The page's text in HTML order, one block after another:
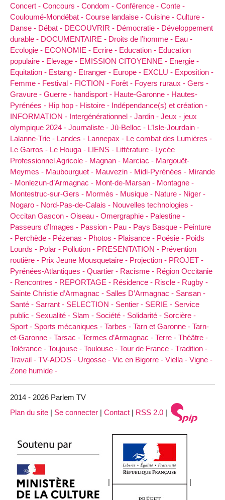
Concert - Concours - Condom - Conférence - Conte -
Couloumé-Mondébat - Course landaise - Cuisine - Culture -
Danse - Débat - DECOUVRIR - Démocratie - Développement
durable - DOCUMENTAIRE - Droits de l’homme - Eau -
Ecologie - ECONOMIE - Ecrire - Education - Education
populaire - Elevage - EMISSION CITOYENNE - Energie -
Equitation - Estang - Etranger - Europe - EXCLU - Exposition -
Femme - Festival - FICTION - Forêt - Foyers ruraux - Gers -
Gravure - Guerre - handisport - Haute-Garonne - Hautes-
Pyrénées - Hip hop - Histoire - Indépendance(s) et création -
INFORMATION - Intergénérationnel - Jardin - Jeux - jeux
olympique 2024 - Journaliste - Jû-Belloc - L’Isle-Jourdain -
Lalanne-Trie - Landes - Lannepax - Le combat des Lumières -
Le Garros - Le Houga - LIENS - Littérature - Lycée
Professionnel Agricole - Magnan - Marciac - Margouët-
Meymes - Maubourguet - Mauvezin - Midi-Pyrénées - Mirande
- Monlezun-d’Armagnac - Mont-de-Marsan - Montagne -
Montestruc-sur-Gers - Mormès - Musique - Nature - Niger -
Nogaro - Nord-Pas-de-Calais - Nouvelles technologies -
Occitan Gascon - Oiseau - Omergraphie - Palestine -
Passeurs d’Images - Passion - Pau - Pays Basque - Peinture
- Perchède - Pézenas - Photos - Plaisance - Poésie - Poids
Lourds - Polar - Pollution - PRESENTATION - Prévention
routière - Prix Jeune Mousquetaire - Projection - PROJET -
Pyrénées-Atlantiques - Quartier - Racisme - Région Occitanie
- Rencontres - REPORTAGE - Résidence - Riscle - Rugby -
Sainte Christie d’Armagnac - Salles D’Armagnac - Sansan -
Santé - Sarrant - SELECTION - Sentier - SERIE - Service
public - Sexualité - Slam - Société - Solidarité - Sorcière -
Sport - Sports mécaniques - Tarbes - Tarn et Garonne - Tarn-
et-Garonne - Tarsac - Termes d’Armagnac - Terre - Théâtre -
Tolérance - Toujouse - Toulouse - Tour de France - Tradition -
Travail - TV-ADOS - Urgosse - Vic en Bigorre - Viella - Vigne -
Zone humide -
2014 - 2026 Parlem TV
Plan du site | Se connecter | Contact | RSS 2.0 |
| |